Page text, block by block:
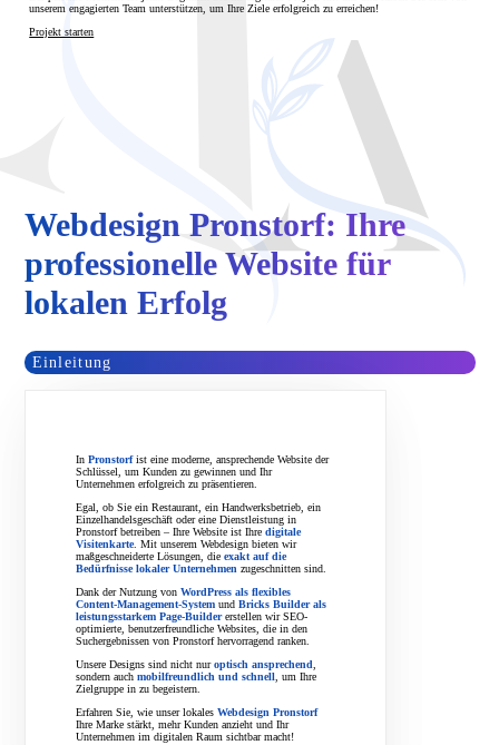
unserem engagierten Team unterstützen, um Ihre Ziele erfolgreich zu erreichen!
Projekt starten
Webdesign Pronstorf: Ihre
professionelle Website für
lokalen Erfolg
Einleitung
InPronstorfist eine moderne, ansprechende Website der
Schlüssel, um Kunden zu gewinnen und Ihr
Unternehmen erfolgreich zu präsentieren.
Egal, ob Sie ein Restaurant, ein Handwerksbetrieb, ein
Einzelhandelsgeschäft oder eine Dienstleistung in
Pronstorf betreiben – Ihre Website ist Ihredigitale
Visitenkarte. Mit unserem Webdesign bieten wir
maßgeschneiderte Lösungen, dieexakt auf die
Bedürfnisse lokaler Unternehmen zugeschnitten sind.
Dank der Nutzung vonWordPress als flexibles
Content-Management-System undBricks Builder als
leistungsstarkem Page-Buildererstellen wir SEO-
optimierte, benutzerfreundliche Websites, die in den
Suchergebnissen von Pronstorf hervorragend ranken.
Unsere Designs sind nicht nuroptisch ansprechend
sondern auchmobilfreundlich und schnell , um Ihre
Zielgruppe in zu begeistern.
Erfahren Sie, wie unser lokalesWebdesign Pronstorf
Ihre Marke stärkt, mehr Kunden anzieht und Ihr
Unternehmen im digitalen Raum sichtbar macht!